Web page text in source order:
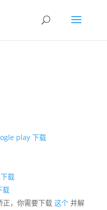
play 下载
载
载
正，你需要下载 这个并解